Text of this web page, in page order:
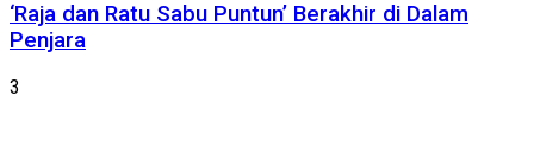
‘Raja dan Ratu Sabu Puntun’ Berakhir di Dalam
Penjara
3